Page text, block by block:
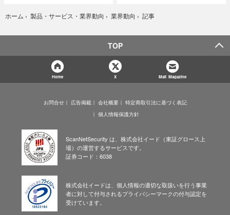
ホーム › 製品・サービス・業界動向 › 業界動向 › 記事
TOP
Home X Mail Magazine
お問合せ 広告掲載 会社概要
特定商取引法に基づく表記
個人情報保護方針
ScanNetSecurity は、株式会社イード（東証グロース上
場）の運営するサービスです。
証券コード：6038
株式会社イードは、個人情報の適切な取扱いを行う事業
者に対して付与されるプライバシーマークの付与認定を
受けています。